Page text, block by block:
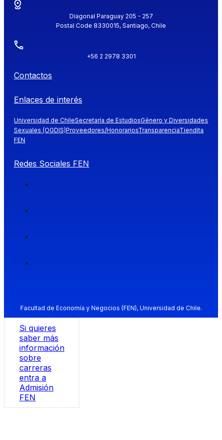
Diagonal Paraguay 205 - 257
Postal Code 8330015, Santiago, Chile
+56 2 2978 3301
Contactos
Enlaces de interés
Universidad de ChileSecretaría de EstudiosGénero y Diversidades
Sexuales (OGDIS)Proveedores/HonorariosTransparenciaTiendita
FEN
Redes Sociales FEN
Facultad de Economía y Negocios (FEN), Universidad de Chile.
Si quieres
saber más
información
sobre
carreras
entra a
Admisión
FEN